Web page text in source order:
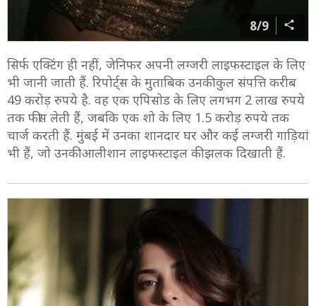
8/9
सिर्फ एक्टिंग ही नहीं, जेनिफर अपनी लग्जरी लाइफस्टाइल के लिए
भी जानी जाती हैं. रिपोर्ट्स के मुताबिक उनकी कुल संपत्ति करीब
49 करोड़ रुपये है. वह एक एपिसोड के लिए लगभग 2 लाख रुपये
तक फीस लेती हैं, जबकि एक शो के लिए 1.5 करोड़ रुपये तक
चार्ज करती हैं. मुंबई में उनका शानदार घर और कई लग्जरी गाड़ियां
भी हैं, जो उनकी आलीशान लाइफस्टाइल की झलक दिखाती हैं.